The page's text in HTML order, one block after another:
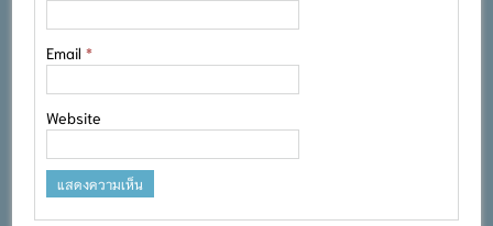
Email*
Website